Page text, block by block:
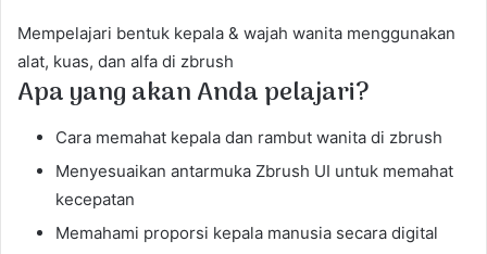
Mempelajari bentuk kepala & wajah wanita menggunakan
alat, kuas, dan alfa di zbrush
Apa yang akan Anda pelajari?
Cara memahat kepala dan rambut wanita di zbrush
Menyesuaikan antarmuka Zbrush UI untuk memahat
kecepatan
Memahami proporsi kepala manusia secara digital